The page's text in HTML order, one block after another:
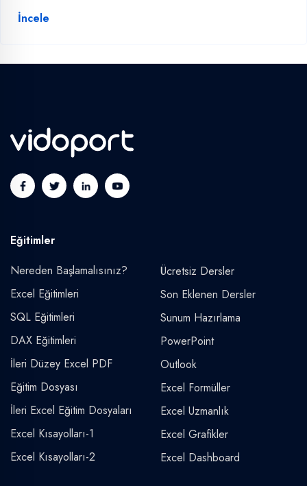
İncele
Eğitimler
Nereden Başlamalısınız?
Excel Eğitimleri
SQL Eğitimleri
DAX Eğitimleri
İleri Düzey Excel PDF
Eğitim Dosyası
İleri Excel Eğitim Dosyaları
Excel Kısayolları-1
Excel Kısayolları-2
Ücretsiz Dersler
Son Eklenen Dersler
Sunum Hazırlama
PowerPoint
Outlook
Excel Formüller
Excel Uzmanlık
Excel Grafikler
Excel Dashboard